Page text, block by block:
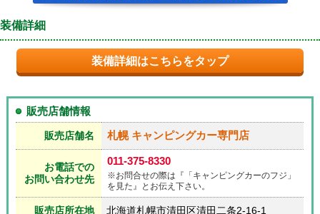
装備詳細
装備詳細はこちらをタップ
販売店舗情報
販売店舗名 札幌 キャンピングカー専門店
お電話での
お問い合わせ先
011-375-8330
※お問合せの際は『「キャンピングカーのフジ」
を見た』とお伝え下さい。
販売店所在地 北海道札幌市清田区清田二条2-16-1